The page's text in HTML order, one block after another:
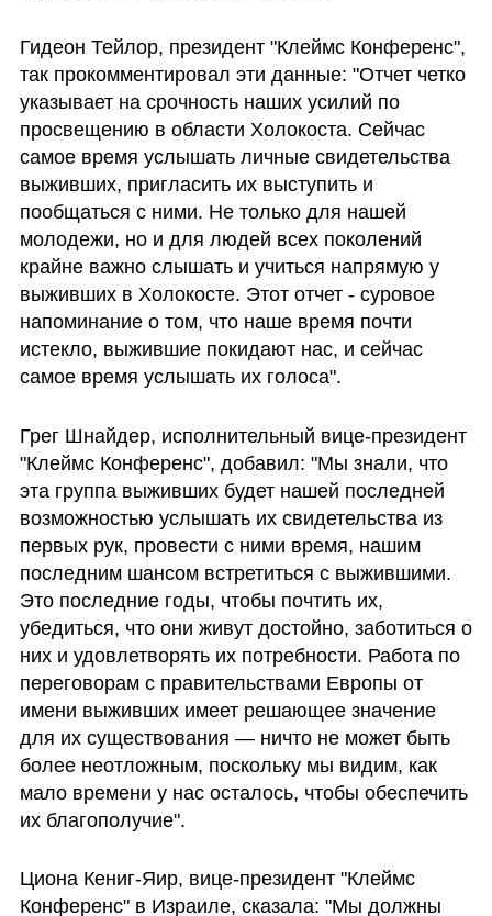
Гидеон Тейлор, президент "Клеймс Конференс",
так прокомментировал эти данные: "Отчет четко
указывает на срочность наших усилий по
просвещению в области Холокоста. Сейчас
самое время услышать личные свидетельства
выживших, пригласить их выступить и
пообщаться с ними. Не только для нашей
молодежи, но и для людей всех поколений
крайне важно слышать и учиться напрямую у
выживших в Холокосте. Этот отчет - суровое
напоминание о том, что наше время почти
истекло, выжившие покидают нас, и сейчас
самое время услышать их голоса".
Грег Шнайдер, исполнительный вице-президент
"Клеймс Конференс", добавил: "Мы знали, что
эта группа выживших будет нашей последней
возможностью услышать их свидетельства из
первых рук, провести с ними время, нашим
последним шансом встретиться с выжившими.
Это последние годы, чтобы почтить их,
убедиться, что они живут достойно, заботиться о
них и удовлетворять их потребности. Работа по
переговорам с правительствами Европы от
имени выживших имеет решающее значение
для их существования — ничто не может быть
более неотложным, поскольку мы видим, как
мало времени у нас осталось, чтобы обеспечить
их благополучие".
Циона Кениг-Яир, вице-президент "Клеймс
Конференс" в Израиле, сказала: "Мы должны